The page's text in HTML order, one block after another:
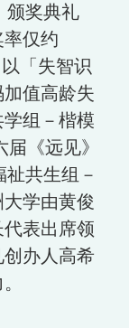
颁奖典礼
仅约
「失智识
值高龄失
组－楷模
《远见》
共生组－
学由黄俊
表出席领
办人高希